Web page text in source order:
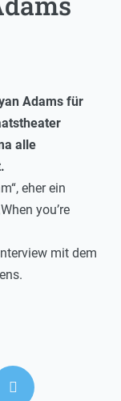
Adams für
alle
eher ein
you’re
mit dem